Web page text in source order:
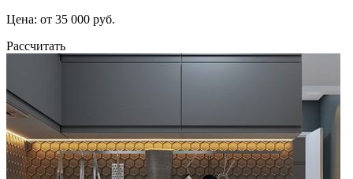
Цена: от 35 000 руб.
Рассчитать